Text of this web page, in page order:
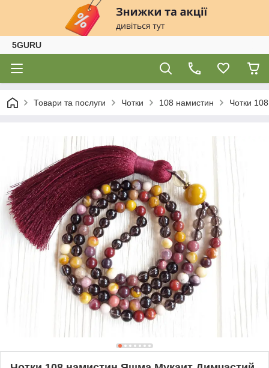
5GURU
Товари та послуги Чотки 108 намистин Чотки